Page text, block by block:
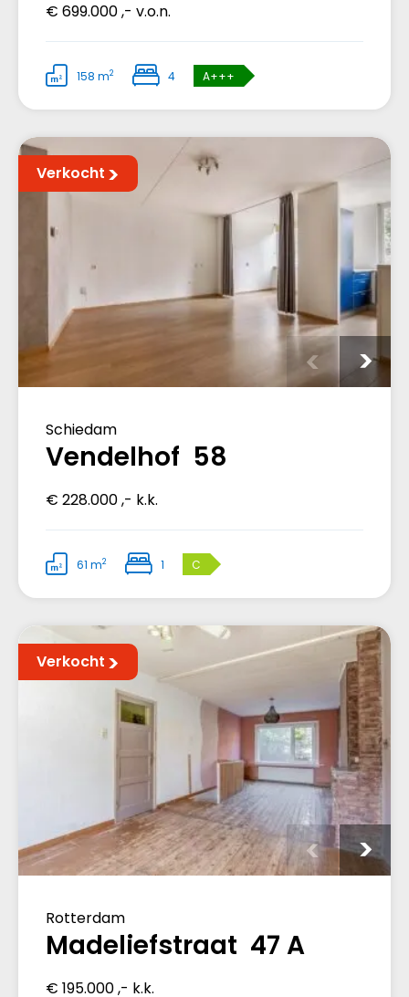
€ 699.000 ,- v.o.n.
158 m2 4 A+++
Verkocht
Schiedam
Vendelhof 58
€ 228.000 ,- k.k.
61 m2 1 C
Verkocht
Rotterdam
Madeliefstraat 47 A
€ 195.000 ,- k.k.